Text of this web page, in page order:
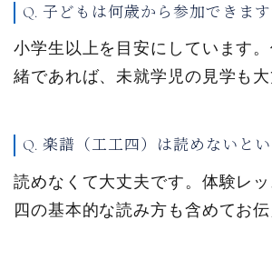
Q. 子どもは何歳から参加できます
小学生以上を目安にしています
緒であれば、未就学児の見学も大
Q. 楽譜（工工四）は読めないと
読めなくて大丈夫です。体験レ
四の基本的な読み方も含めてお伝